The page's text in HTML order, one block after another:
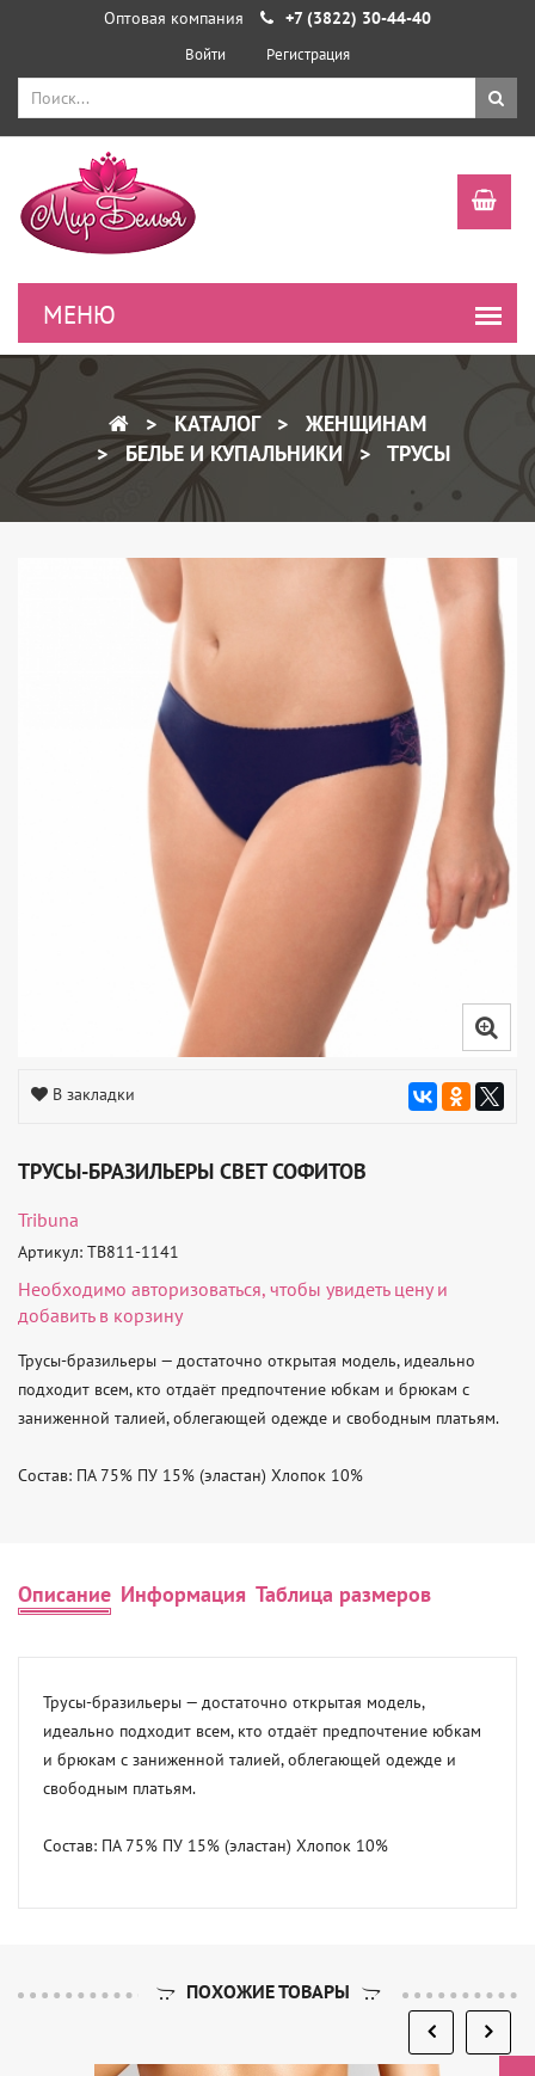
Оптовая компания +7 (3822) 30-44-40
Войти Регистрация
КАТАЛОГ
ЖЕНЩИНАМ
БЕЛЬЕ И КУПАЛЬНИКИ
ТРУСЫ
В закладки
ТРУСЫ-БРАЗИЛЬЕРЫ СВЕТ СОФИТОВ
Tribuna
Артикул: TB811-1141
Необходимо авторизоваться, чтобы увидеть цену и
добавить в корзину
Трусы-бразильеры — достаточно открытая модель, идеально
подходит всем, кто отдаёт предпочтение юбкам и брюкам с
заниженной талией, облегающей одежде и свободным платьям.
Состав: ПА 75% ПУ 15% (эластан) Хлопок 10%
Описание Информация Таблица размеров
Трусы-бразильеры — достаточно открытая модель,
идеально подходит всем, кто отдаёт предпочтение юбкам
и брюкам с заниженной талией, облегающей одежде и
свободным платьям.
Состав: ПА 75% ПУ 15% (эластан) Хлопок 10%
ПОХОЖИЕ ТОВАРЫ